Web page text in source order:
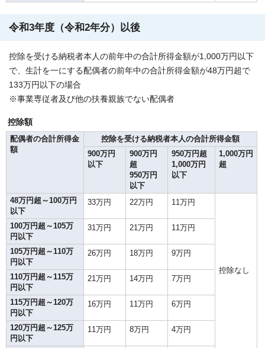
令和3年度（令和2年分）以後
控除を受ける納税者本人の前年中の合計所得金額が1,000万円以下
で、生計を一にする配偶者の前年中の合計所得金額が48万円超で
133万円以下の場合
※事業専従者及び他の扶養親族でない配偶者
控除額
配偶者の合計所得金
額
控除を受ける納税者本人の合計所得金額
900万円
以下
900万円
超
950万円
以下
950万円超
1,000万円
以下
1,000万円
超
48万円超～100万円
以下
33万円 22万円 11万円
控除なし
100万円超～105万
円以下
31万円 21万円 11万円
105万円超～110万
円以下
26万円 18万円 9万円
110万円超～115万
円以下
21万円 14万円 7万円
115万円超～120万
円以下
16万円 11万円 6万円
120万円超～125万
円以下
11万円 8万円 4万円